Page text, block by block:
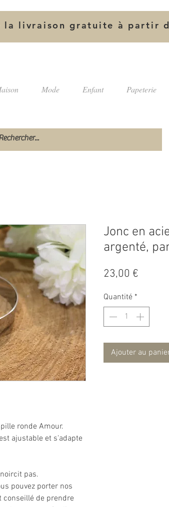
la livraison gratuite à partir
Mode Enfant Papeterie
ronde Amour.
ajustable et s'adapte
pas.
pouvez porter nos
conseillé de prendre
Jonc en
argenté,
23,00 €
Quantité *
Ajouter au